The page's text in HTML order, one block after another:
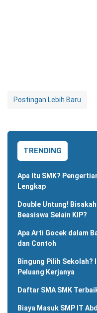
Postingan Lebih Baru
TRENDING
Apa Itu SMK?
Lengkap
Double Untung!
Beasiswa Selain KIP?
Apa Arti Gocek dalam
dan Contoh
Bingung Pilih Sekolah?
Peluang Kerjanya
Daftar SMA SMK
Biaya Masuk SMP IT